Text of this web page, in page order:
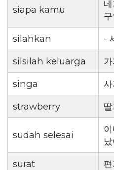
siapa kamu
silahkan
-
silsilah keluarga
singa
strawberry
sudah selesai
surat